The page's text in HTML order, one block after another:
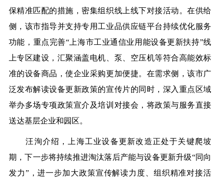
保精准匹配的措施，密集组织线上线下对接活动。在供给
侧，该市指导并支持专用工业品供应链平台持续优化服务
功能，重点完善“上海市工业通信业用能设备更新扶持”线
上专区建设，汇聚涵盖电机、泵、空压机等符合高能效标
准的设备商品，使企业采购更加便捷。在需求侧，该市广
泛发布解读设备更新政策的宣传片的同时，深入重点区域
举办多场专项政策宣介及培训对接会，将政策与服务直接
送达基层企业和园区。
汪洵介绍，上海工业设备更新改造正处于关键爬坡
期，下一步将持续推进淘汰落后产能与设备更新升级“同向
发力”，进一步加大政策宣传解读力度、组织精准对接活